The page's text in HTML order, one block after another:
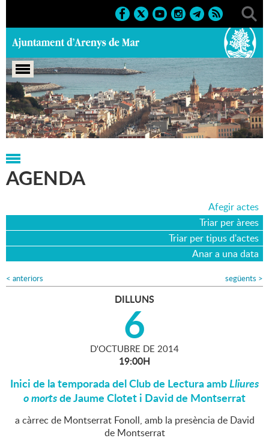
Portada > Agenda > 06-10-2014
AGENDA
Afegir actes
Triar per àrees
Triar per tipus d'actes
Anar a una data
< anteriors següents >
DILLUNS
6
D'OCTUBRE DE 2014
19:00H
Inici de la temporada del Club de Lectura ambLliures
o mortsde Jaume Clotet i David de Montserrat
a càrrec de Montserrat Fonoll, amb la presència de David
de Montserrat